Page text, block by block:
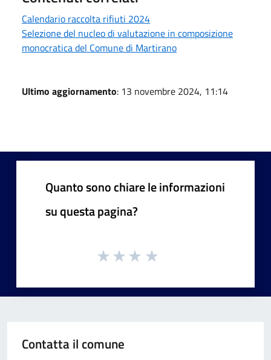
Calendario raccolta rifiuti 2024
Selezione del nucleo di valutazione in composizione
monocratica del Comune di Martirano
Ultimo aggiornamento: 13 novembre 2024, 11:14
Quanto sono chiare le informazioni
su questa pagina?
Contatta il comune